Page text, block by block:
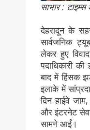
साभार :
देहरादून के
सार्वजनिक
लेकर हुए
पदाधिकारी
बाद में हिंसक
इलाके में
दिन हाईवे
और इंटरनेट
सामने आईं।